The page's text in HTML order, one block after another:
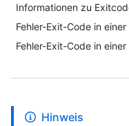
Informationen zu
Fehler-Exit-Code in
Fehler-Exit-Code in
Hinweis